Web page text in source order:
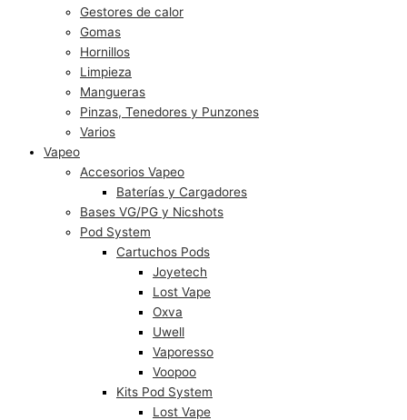
Gestores de calor
Gomas
Hornillos
Limpieza
Mangueras
Pinzas, Tenedores y Punzones
Varios
Vapeo
Accesorios Vapeo
Baterías y Cargadores
Bases VG/PG y Nicshots
Pod System
Cartuchos Pods
Joyetech
Lost Vape
Oxva
Uwell
Vaporesso
Voopoo
Kits Pod System
Lost Vape